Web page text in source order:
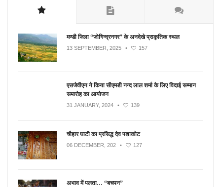
मण्डी जिला “जोगिन्द्रनगर” के अनदेखे प्राकृतिक स्थल
13 SEPTEMBER, 2025 • 157
एसजेवीएन ने किया सीएमडी नन्‍द लाल शर्मा के लिए विदाई सम्मान
समारोह का आयोजन
31 JANUARY, 2024 • 139
चौहार घाटी का प्रसिद्ध देव पशाकोट
06 DECEMBER, 202 • 127
अभाव में पलता… “बचपन”